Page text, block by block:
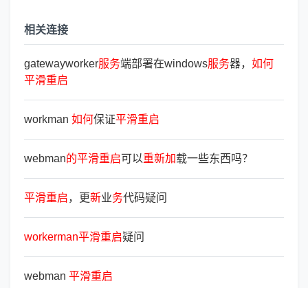
相关连接
gatewayworker服务端部署在windows服务器， 如何
平滑重启
workman 如何保证平滑重启
webman的平滑重启可以重新加载一些东西吗？
平滑重启，更新业务代码疑问
workerman平滑重启疑问
webman 平滑重启